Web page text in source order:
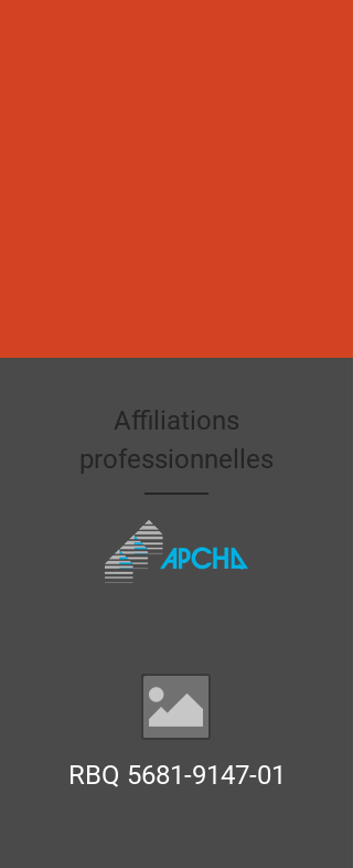
Affiliations
professionnelles
RBQ 5681-9147-01